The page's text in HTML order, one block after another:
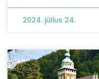
2024. július 24.